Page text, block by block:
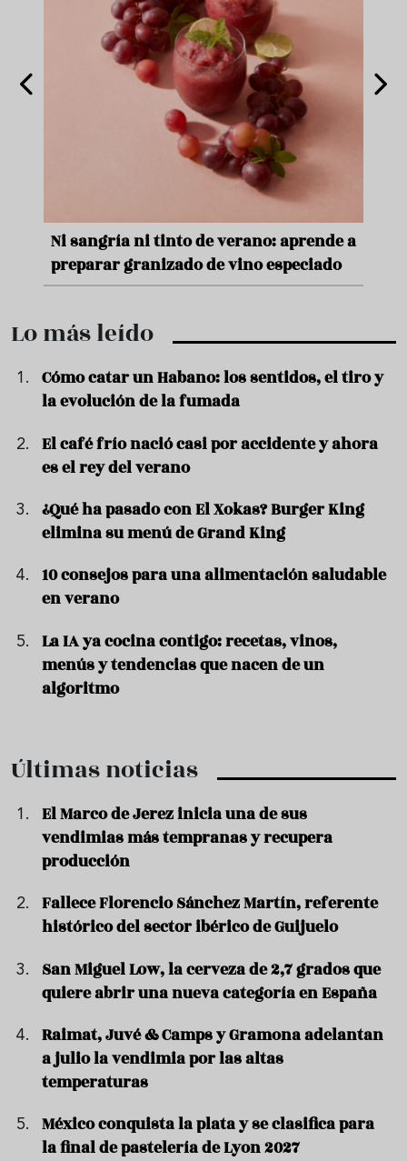
Aceitunas: el aperitivo estrella del
verano
Lo más leído
Cómo catar un Habano: los sentidos, el tiro y
la evolución de la fumada
El café frío nació casi por accidente y ahora
es el rey del verano
¿Qué ha pasado con El Xokas? Burger King
elimina su menú de Grand King
10 consejos para una alimentación saludable
en verano
La IA ya cocina contigo: recetas, vinos,
menús y tendencias que nacen de un
algoritmo
Últimas noticias
El Marco de Jerez inicia una de sus
vendimias más tempranas y recupera
producción
Fallece Florencio Sánchez Martín, referente
histórico del sector ibérico de Guijuelo
San Miguel Low, la cerveza de 2,7 grados que
quiere abrir una nueva categoría en España
Raimat, Juvé & Camps y Gramona adelantan
a julio la vendimia por las altas
temperaturas
México conquista la plata y se clasifica para
la final de pastelería de Lyon 2027